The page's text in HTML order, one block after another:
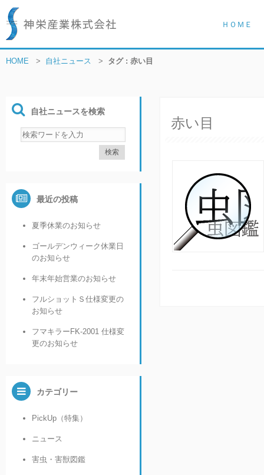
ＨＯＭＥ
HOME > 自社ニュース > タグ : 赤い目
赤い目
自社ニュースを検索
最近の投稿
夏季休業のお知らせ
ゴールデンウィーク休業日
のお知らせ
年末年始営業のお知らせ
フルショットＳ仕様変更の
お知らせ
フマキラーFK-2001 仕様変
更のお知らせ
カテゴリー
PickUp（特集）
ニュース
害虫・害獣図鑑